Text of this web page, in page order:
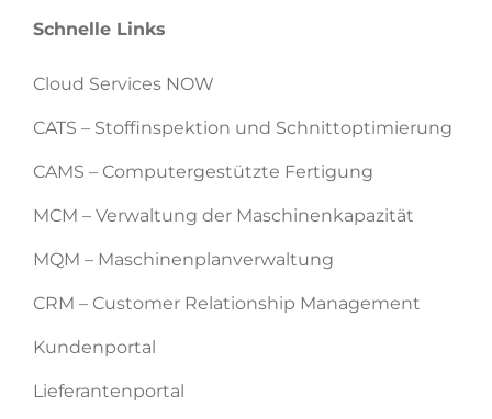
Schnelle Links
Cloud Services NOW
CATS – Stoffinspektion und Schnittoptimierung
CAMS – Computergestützte Fertigung
MCM – Verwaltung der Maschinenkapazität
MQM – Maschinenplanverwaltung
CRM – Customer Relationship Management
Kundenportal
Lieferantenportal